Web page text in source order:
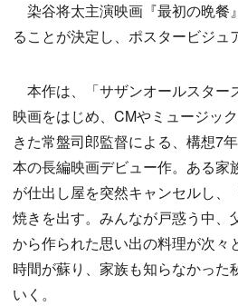
染谷将太主演映画『最初の晩餐
ることが決定し、ポスタービジュ
本作は、「サザンオールスター
映画をはじめ、CMやミュージッ
きた常盤司郎監督による、構想7
本の長編映画デビュー作。ある家
が仕出し屋を突然キャンセルし、
焼きを出す。みんなが戸惑う中、
から作られた思い出の料理が次々
時間が蘇り、家族も知らなかった
いく。